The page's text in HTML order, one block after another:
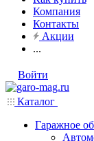
Компания
Контакты
Акции
...
Войти
Каталог
Гаражное